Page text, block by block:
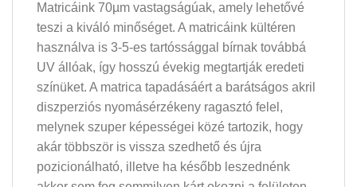
Matricáink 70µm vastagságúak, amely lehetővé
teszi a kiváló minőséget. A matricáink kültéren
használva is 3-5-es tartóssággal bírnak továbbá
UV állóak, így hosszú évekig megtartják eredeti
színüket. A matrica tapadásáért a barátságos akril
diszperziós nyomásérzékeny ragasztó felel,
melynek szuper képességei közé tartozik, hogy
akár többször is vissza szedhető és újra
pozicionálható, illetve ha később leszednénk